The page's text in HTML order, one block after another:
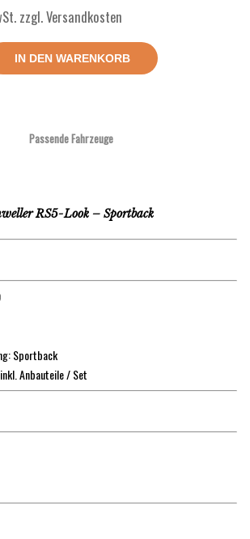
zzgl. Versandkosten
IN DEN WARENKORB
Passende Fahrzeuge
RS5-Look – Sportback
Sportback
Anbauteile / Set